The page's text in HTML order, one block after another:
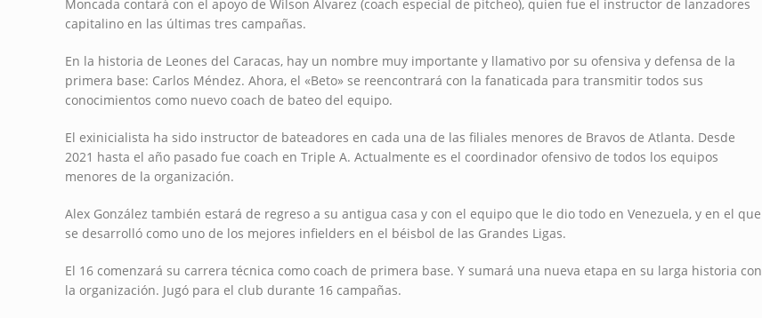
Moncada contará con el apoyo de Wilson Álvarez (coach especial de pitcheo), quien fue el instructor de lanzadores
capitalino en las últimas tres campañas.
En la historia de Leones del Caracas, hay un nombre muy importante y llamativo por su ofensiva y defensa de la
primera base: Carlos Méndez. Ahora, el «Beto» se reencontrará con la fanaticada para transmitir todos sus
conocimientos como nuevo coach de bateo del equipo.
El exinicialista ha sido instructor de bateadores en cada una de las filiales menores de Bravos de Atlanta. Desde
2021 hasta el año pasado fue coach en Triple A. Actualmente es el coordinador ofensivo de todos los equipos
menores de la organización.
Alex González también estará de regreso a su antigua casa y con el equipo que le dio todo en Venezuela, y en el que
se desarrolló como uno de los mejores infielders en el béisbol de las Grandes Ligas.
El 16 comenzará su carrera técnica como coach de primera base. Y sumará una nueva etapa en su larga historia con
la organización. Jugó para el club durante 16 campañas.